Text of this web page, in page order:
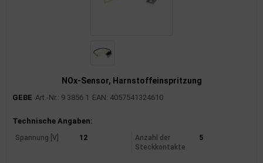
NOx-Sensor, Harnstoffeinspritzung
GEBE Art.-Nr.: 9 3856 1 EAN: 4057541324610
Produktinformationen
Technische Angaben:
Spannung [V] 12
Anzahl der
Steckkontakte
5